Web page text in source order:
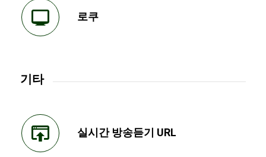
로쿠
기타
실시간 방송듣기 URL